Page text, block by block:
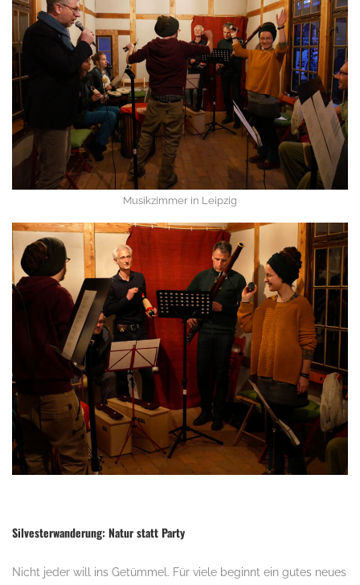
Musikzimmer in Leipzig
Silvesterwanderung: Natur statt Party
Nicht jeder will ins Getümmel. Für viele beginnt ein gutes neues